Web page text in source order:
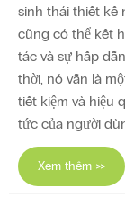
sinh thái thiết kế
cũng có thể kết
tác và sự hấp
thời, nó vẫn là
tiết kiệm và hiệu
tức của người
Xem thêm >>